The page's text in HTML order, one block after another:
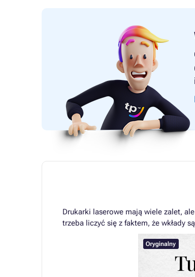
Drukarki laserowe mają wiele zalet,
trzeba liczyć się z faktem, że wkłady